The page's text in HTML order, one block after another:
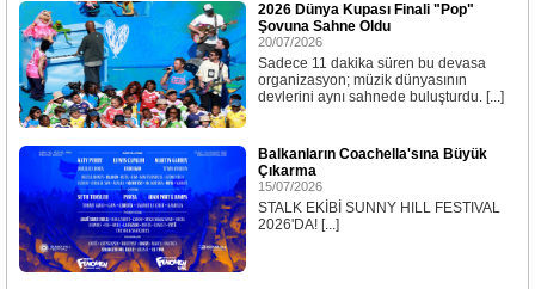
2026 Dünya Kupası Finali "Pop"
Şovuna Sahne Oldu
20/07/2026
Sadece 11 dakika süren bu devasa
organizasyon; müzik dünyasının
devlerini aynı sahnede buluşturdu. [...]
Balkanların Coachella'sına Büyük
Çıkarma
15/07/2026
STALK EKİBİ SUNNY HILL FESTIVAL
2026'DA! [...]